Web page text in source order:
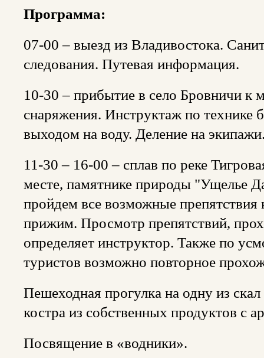
Программа:
07-00 – выезд из Владивостока.
следования. Путевая информация.
10-30 – прибытие в село Бровничи к
снаряжения. Инструктаж по технике
выходом на воду. Деление на
11-30 – 16-00 – сплав по реке
месте, памятнике природы "Ущелье
пройдем все возможные
прижим. Просмотр препятствий,
определяет инструктор. Также по
туристов возможно повторное
Пешеходная прогулка на одну из
костра из собственных продуктов с
Посвящение в «водники».